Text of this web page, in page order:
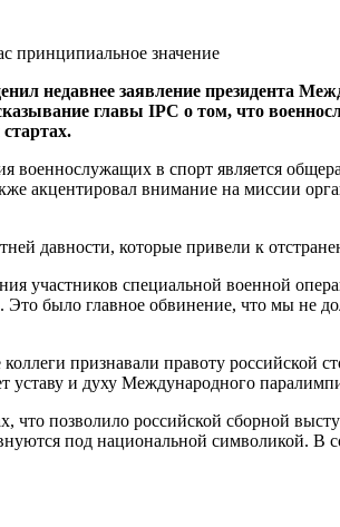
недавнее заявление президента
главы IPC о том, что
в спорт является
акцентировал внимание на миссии
давности, которые привели к
участников специальной военной
было главное обвинение, что мы не
признавали правоту российской
уставу и духу Международного
что позволило российской сборной
под национальной символикой. В